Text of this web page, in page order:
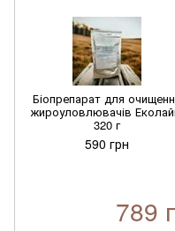
Біопрепарат для
жироуловлювачів
320 г
590 грн
789